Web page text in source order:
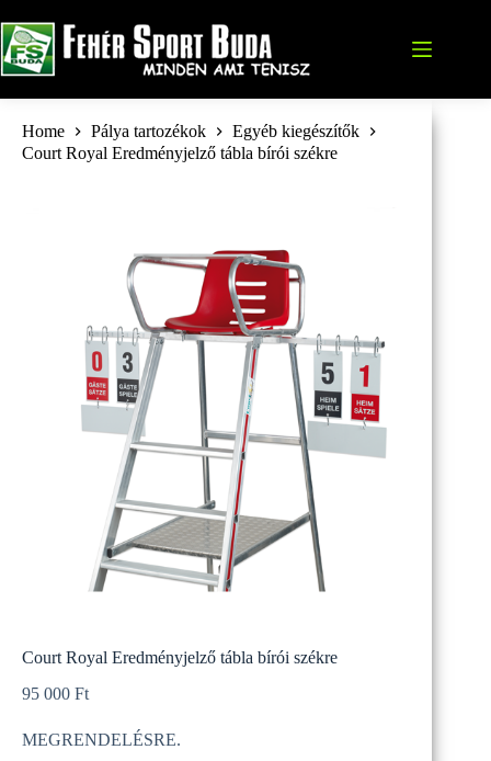
to
content
Home Pálya tartozékok
Egyéb kiegészítők
Court Royal Eredményjelző tábla bírói székre
Court Royal Eredményjelző tábla bírói székre
95 000 Ft
MEGRENDELÉSRE.